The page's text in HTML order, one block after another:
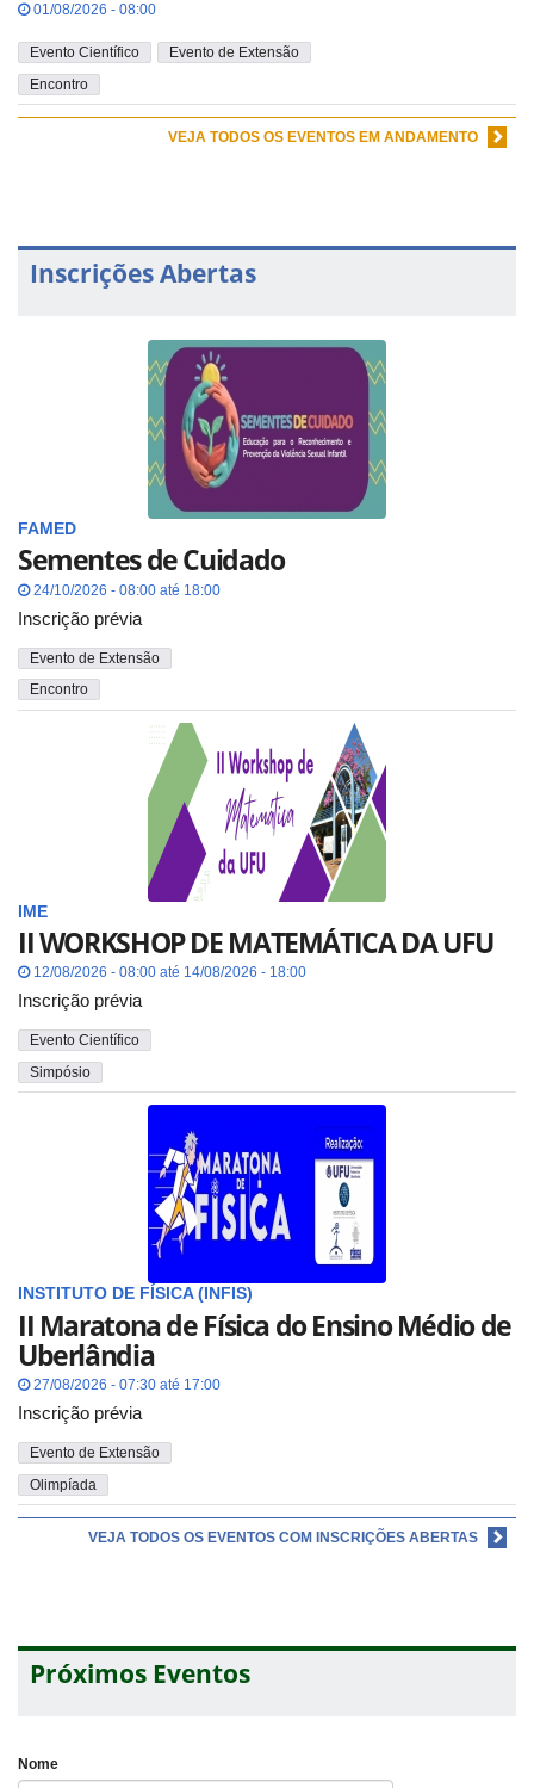
01/08/2026 - 08:00
Evento Científico
Evento de Extensão
Encontro
VEJA TODOS OS EVENTOS EM ANDAMENTO
Inscrições Abertas
FAMED
Sementes de Cuidado
24/10/2026 - 08:00 até 18:00
Inscrição prévia
Evento de Extensão
Encontro
IME
II WORKSHOP DE MATEMÁTICA DA UFU
12/08/2026 - 08:00 até 14/08/2026 - 18:00
Inscrição prévia
Evento Científico
Simpósio
INSTITUTO DE FÍSICA (INFIS)
II Maratona de Física do Ensino Médio de
Uberlândia
27/08/2026 - 07:30 até 17:00
Inscrição prévia
Evento de Extensão
Olimpíada
VEJA TODOS OS EVENTOS COM INSCRIÇÕES ABERTAS
Próximos Eventos
Nome